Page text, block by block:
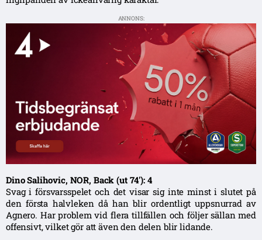
ANNONS:
Dino Salihovic, NOR, Back (ut 74′): 4
Svag i försvarsspelet och det visar sig inte minst i slutet på
den första halvleken då han blir ordentligt uppsnurrad av
Agnero. Har problem vid flera tillfällen och följer sällan med
offensivt, vilket gör att även den delen blir lidande.